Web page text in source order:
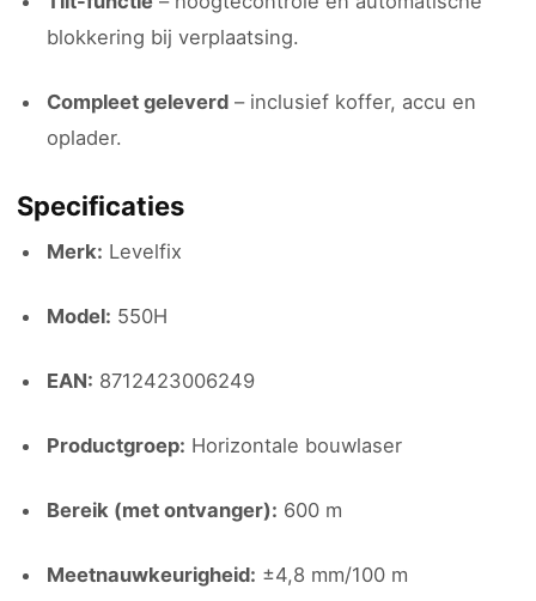
blokkering bij verplaatsing.
Compleet geleverd – inclusief koffer, accu en
oplader.
Specificaties
Merk: Levelfix
Model: 550H
EAN: 8712423006249
Productgroep: Horizontale bouwlaser
Bereik (met ontvanger): 600 m
Meetnauwkeurigheid: ±4,8 mm/100 m